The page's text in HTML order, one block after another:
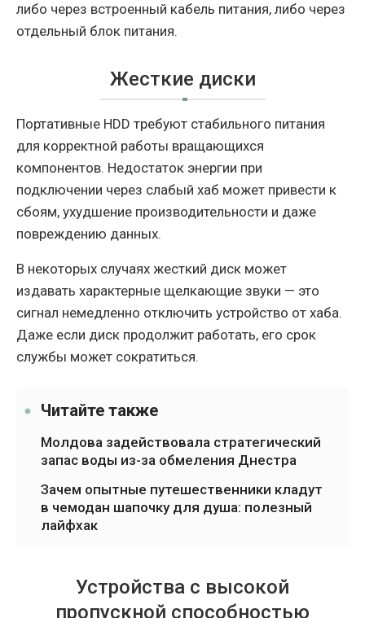
либо через встроенный кабель питания, либо через
отдельный блок питания.
Жесткие диски
Портативные HDD требуют стабильного питания
для корректной работы вращающихся
компонентов. Недостаток энергии при
подключении через слабый хаб может привести к
сбоям, ухудшение производительности и даже
повреждению данных.
В некоторых случаях жесткий диск может
издавать характерные щелкающие звуки — это
сигнал немедленно отключить устройство от хаба.
Даже если диск продолжит работать, его срок
службы может сократиться.
Читайте также
Молдова задействовала стратегический
запас воды из-за обмеления Днестра
Зачем опытные путешественники кладут
в чемодан шапочку для душа: полезный
лайфхак
Устройства с высокой
пропускной способностью